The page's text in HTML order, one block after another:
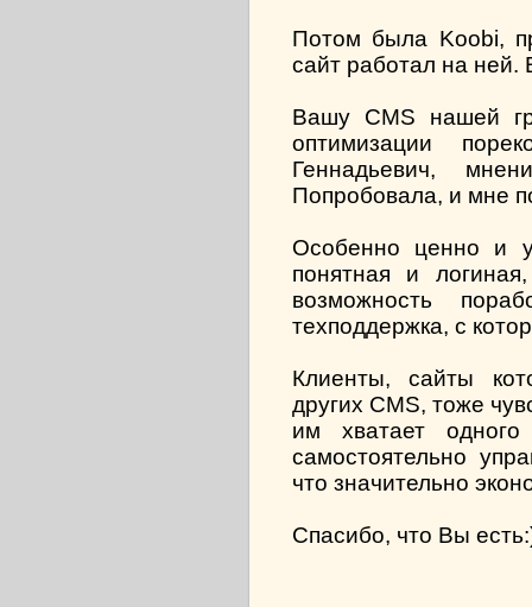
Потом была Koobi,
сайт работал на ней.
Вашу CMS нашей
оптимизации
Геннадьевич,
Попробовала, и мне
Особенно ценно и
понятная и
возможность
техподдержка, с
Клиенты, сайты
других CMS, тоже
им хватает
самостоятельно
что значительно
Спасибо, что Вы